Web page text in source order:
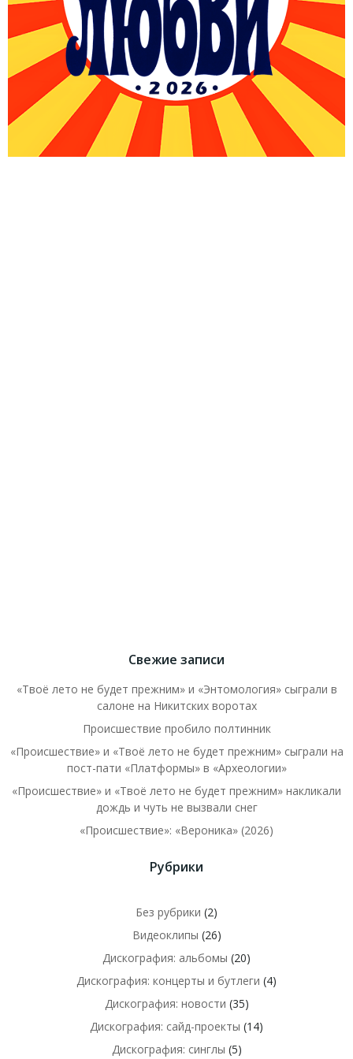
Свежие записи
«Твоё лето не будет прежним» и «Энтомология» сыграли в
салоне на Никитских воротах
Происшествие пробило полтинник
«Происшествие» и «Твоё лето не будет прежним» сыграли на
пост-пати «Платформы» в «Археологии»
«Происшествие» и «Твоё лето не будет прежним» накликали
дождь и чуть не вызвали снег
«Происшествие»: «Вероника» (2026)
Рубрики
Без рубрики (2)
Видеоклипы (26)
Дискография: альбомы (20)
Дискография: концерты и бутлеги (4)
Дискография: новости (35)
Дискография: сайд-проекты (14)
Дискография: синглы (5)